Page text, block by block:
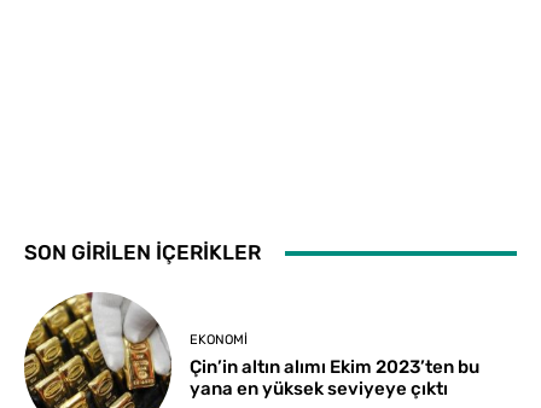
SON GİRİLEN İÇERİKLER
EKONOMI
Çin’in altın alımı Ekim 2023’ten bu
yana en yüksek seviyeye çıktı